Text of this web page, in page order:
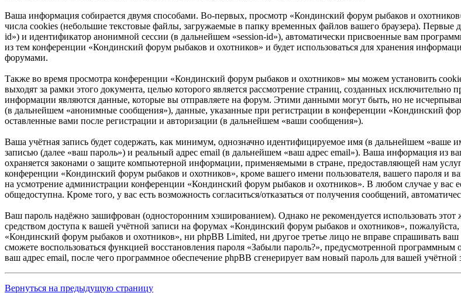
Ваша информация собирается двумя способами. Во-первых, просмотр «Кондинский форум рыбаков и
числа cookies (небольшие текстовые файлы, загружаемые в папку временных файлов вашего браузера). Первые
id») и идентификатор анонимной сессии (в дальнейшем «session-id»), автоматически присвоенные вам
из тем конференции «Кондинский форум рыбаков и охотников» и будет использоваться для хранения
форумами.
Также во время просмотра конференции «Кондинский форум рыбаков и охотников» мы можем установить
выходят за рамки этого документа, целью которого является рассмотрение страниц, созданных
информации являются данные, которые вы отправляете на форум. Этими данными могут быть, но не
(в дальнейшем «анонимные сообщения»), данные, указанные при регистрации в конференции «Кондинский
оставленные вами после регистрации и авторизации (в дальнейшем «ваши сообщения»).
Ваша учётная запись будет содержать, как минимум, однозначно идентифицируемое имя (в дальнейшем «ваше
записью (далее «ваш пароль») и реальный адрес email (в дальнейшем «ваш адрес email»). Ваша информация из
охраняется законами о защите компьютерной информации, применяемыми в стране, предоставляющей нам
конференции «Кондинский форум рыбаков и охотников», кроме вашего имени пользователя, вашего пароля и
на усмотрение администрации конференции «Кондинский форум рыбаков и охотников». В любом случае у вас
общедоступна. Кроме того, у вас есть возможность согласиться/отказаться от получения сообщений,
Ваш пароль надёжно зашифрован (односторонним хэшированием). Однако не рекомендуется использовать этот
средством доступа к вашей учётной записи на форумах «Кондинский форум рыбаков и охотников», пожалуйста,
«Кондинский форум рыбаков и охотников», ни phpBB Limited, ни другое третье лицо не вправе спрашивать
сможете воспользоваться функцией восстановления пароля «Забыли пароль?», предусмотренной
ваш адрес email, после чего программное обеспечение phpBB сгенерирует вам новый пароль для вашей учётной
Вернуться на предыдущую страницу